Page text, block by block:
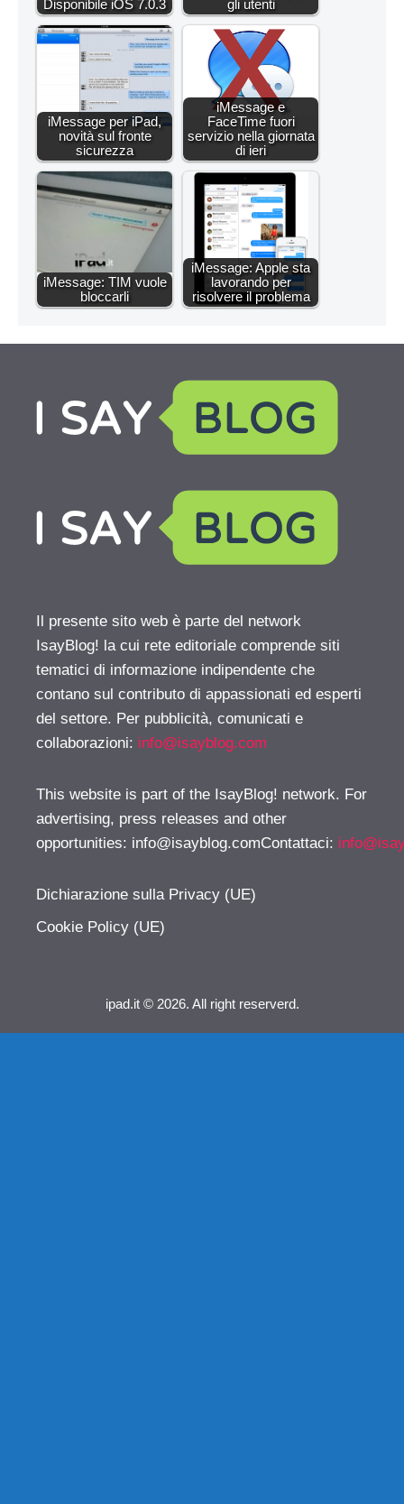
Disponibile iOS 7.0.3
gli utenti
iMessage per iPad,
novità sul fronte
sicurezza
iMessage e
FaceTime fuori
servizio nella giornata
di ieri
iMessage: TIM vuole
bloccarli
iMessage: Apple sta
lavorando per
risolvere il problema
Il presente sito web è parte del network
IsayBlog! la cui rete editoriale comprende siti
tematici di informazione indipendente che
contano sul contributo di appassionati ed esperti
del settore. Per pubblicità, comunicati e
collaborazioni: info@isayblog.com
This website is part of the IsayBlog! network. For
advertising, press releases and other
opportunities: info@isayblog.comContattaci:
Dichiarazione sulla Privacy (UE)
Cookie Policy (UE)
ipad.it © 2026. All right reserverd.